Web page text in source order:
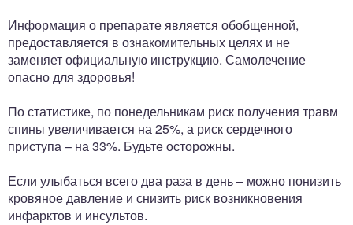
Информация о препарате является обобщенной,
предоставляется в ознакомительных целях и не
заменяет официальную инструкцию. Самолечение
опасно для здоровья!
По статистике, по понедельникам риск получения травм
спины увеличивается на 25%, а риск сердечного
приступа – на 33%. Будьте осторожны.
Если улыбаться всего два раза в день – можно понизить
кровяное давление и снизить риск возникновения
инфарктов и инсультов.